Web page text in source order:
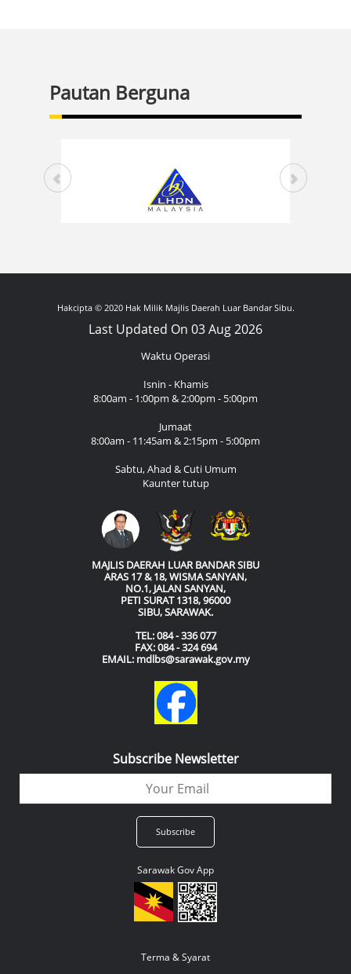
Pautan Berguna
Hakcipta © 2020 Hak Milik Majlis Daerah Luar Bandar Sibu.
Last Updated On 03 Aug 2026
Waktu Operasi
Isnin - Khamis
8:00am - 1:00pm & 2:00pm - 5:00pm
Jumaat
8:00am - 11:45am & 2:15pm - 5:00pm
Sabtu, Ahad & Cuti Umum
Kaunter tutup
MAJLIS DAERAH LUAR BANDAR SIBU
ARAS 17 & 18, WISMA SANYAN,
NO.1, JALAN SANYAN,
PETI SURAT 1318, 96000
SIBU, SARAWAK.
TEL: 084 - 336 077
FAX: 084 - 324 694
EMAIL: mdlbs@sarawak.gov.my
Subscribe Newsletter
Sarawak Gov App
Terma & Syarat